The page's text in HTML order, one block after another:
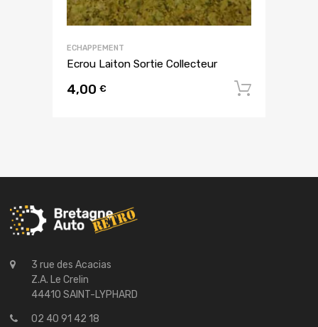
ECHAPPEMENT
Ecrou Laiton Sortie Collecteur
4,00 €
3 rue des Acacias
Z.A. Le Crelin
44410 SAINT-LYPHARD
02 40 91 42 18